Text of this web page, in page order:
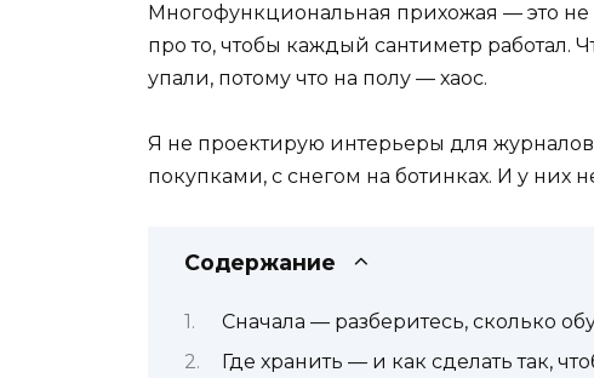
Многофункциональная прихожая — это не
про то, чтобы каждый сантиметр работал.
упали, потому что на полу — хаос.
Я не проектирую интерьеры для
покупками, с снегом на ботинках. И у них
Содержание
Сначала — разберитесь, сколько
Где хранить — и как сделать так,